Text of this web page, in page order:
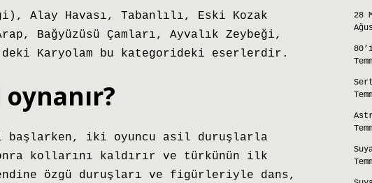
Alay Havası, Tabanlılı, Eski Kozak
Bağyüzüsü Çamları, Ayvalık Zeybeği,
Karyolam bu kategorideki eserlerdir.
başlarken, iki oyuncu asil duruşlarla
kollarını kaldırır ve türkünün ilk
özgü duruşları ve figürleriyle dans,
28